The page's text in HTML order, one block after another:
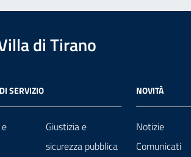
di Tirano
SERVIZIO
Giustizia e
sicurezza pubblica
NOVITÀ
Notizie
Comunicati